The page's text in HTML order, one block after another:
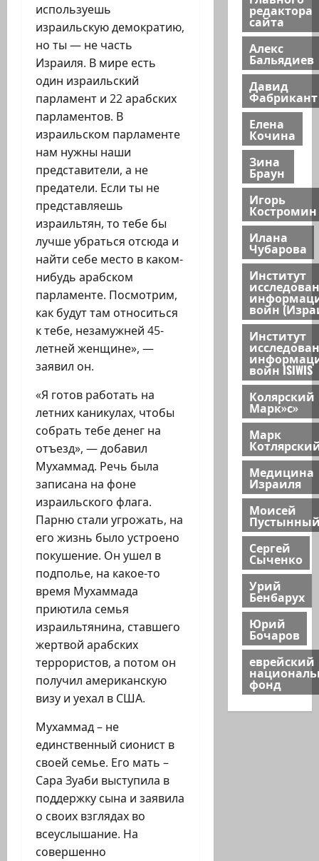
используешь
израильскую демократию,
но ты — не часть
Израиля. В мире есть
один израильский
парламент и 22 арабских
парламентов. В
израильском парламенте
нам нужны наши
представители, а не
предатели. Если ты не
представляешь
израильтян, то тебе бы
лучше убраться отсюда и
найти себе место в каком-
нибудь арабском
парламенте. Посмотрим,
как будут там относиться
к тебе, незамужней 45-
летней женщине», —
заявил он.
«Я готов работать на
летних каникулах, чтобы
собрать тебе денег на
отъезд», — добавил
Мухаммад. Речь была
записана на фоне
израильского флага.
Парню стали угрожать, на
его жизнь было устроено
покушение. Он ушел в
подполье, на какое-то
время Мухаммада
приютила семья
израильтянина, ставшего
жертвой арабских
террористов, а потом он
получил американскую
визу и уехал в США.
Мухаммад – не
единственный сионист в
своей семье. Его мать –
Сара Зуаби выступила в
поддержку сына и заявила
о своих взглядах во
всеуслышание. На
совершенно
редактора
сайта
Алекс
Бальядиев
Давид
Фабрикант
Елена
Кочина
Зина
Браун
Игорь
Костромин
Илана
Чубарова
Институт
войн
Институт
войн ISIWIS
Колярский
Марк»с»
Марк
Медицина
Израиля
Моисей
Сергей
Сыченко
Урий
Бенбарух
Юрий
Бочаров
еврейский
фонд